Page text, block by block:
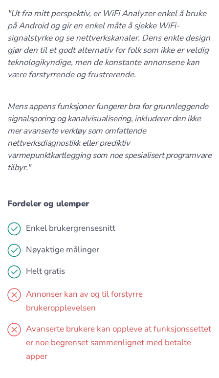
"Ut fra mitt perspektiv, er WiFi Analyzer enkel å bruke
på Android og gir en enkel måte å sjekke WiFi-
signalstyrke og se nettverkskanaler. Dens enkle design
gjør den til et godt alternativ for folk som ikke er veldig
teknologikyndige, men de konstante annonsene kan
være forstyrrende og frustrerende.
Mens appens funksjoner fungerer bra for grunnleggende
signalsporing og kanalvisualisering, inkluderer den ikke
mer avanserte verktøy som omfattende
nettverksdiagnostikk eller prediktiv
varmepunktkartlegging som noe spesialisert programvare
tilbyr."
Fordeler og ulemper
Enkel brukergrensesnitt
Nøyaktige målinger
Helt gratis
Annonser kan av og til forstyrre
brukeropplevelsen
Avanserte brukere kan oppleve at funksjonssettet
er noe begrenset sammenlignet med betalte
apper